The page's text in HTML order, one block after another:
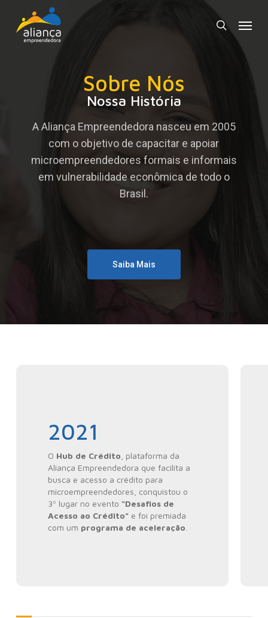
search
Sobre Nós
Nossa História
A Aliança Empreendedora nasceu em 2005
com o objetivo de capacitar e apoiar
microempreendedores formais e informais
em vulnerabilidade econômica de todo o
Brasil.
Saiba Mais
2021
O Hub de Crédito , plataforma da
Aliança Empreendedora que facilita a
busca e acesso a crédito para
microempreendedores, conquistou o
3º lugar no evento “Desafios de
Acesso ao Crédito” e foi premiada
com um programa de aceleração